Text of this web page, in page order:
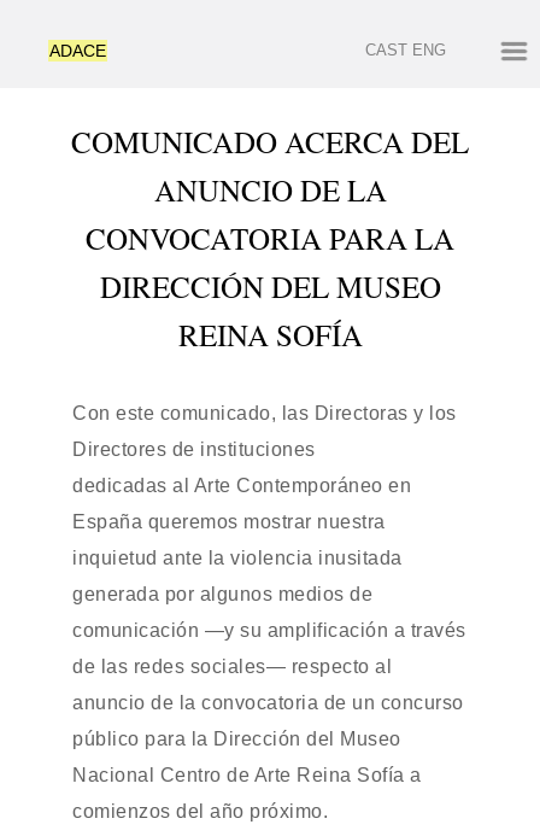
ADACE CAST ENG
COMUNICADO ACERCA DEL
ANUNCIO DE LA
CONVOCATORIA PARA LA
DIRECCIÓN DEL MUSEO
REINA SOFÍA
Con este comunicado, las Directoras y los
Directores de instituciones
dedicadas al Arte Contemporáneo en
España queremos mostrar nuestra
inquietud ante la violencia inusitada
generada por algunos medios de
comunicación —y su amplificación a través
de las redes sociales— respecto al
anuncio de la convocatoria de un concurso
público para la Dirección del Museo
Nacional Centro de Arte Reina Sofía a
comienzos del año próximo.